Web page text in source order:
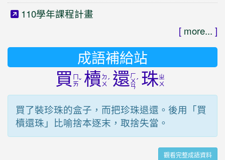
110學年課程計畫
[ more... ]
成語補給站
買 ㄞˇ 櫝 ㄉ
ㄨˊ 還ㄏ
ㄨ
ㄢ
ˊ 珠ㄓ
ㄨ
買了裝珍珠的盒子，而把珍珠退還。後用「買
櫝還珠」比喻捨本逐末，取捨失當。
觀看完整成語資料